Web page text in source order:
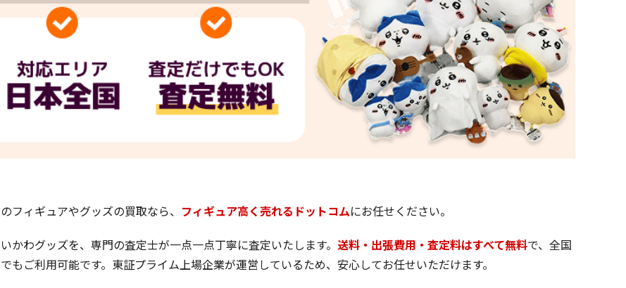
フィギュアやグッズの買取なら、 フィギュア高く売れるドットコムにお任せください。
かわグッズを、専門の査定士が一点一点丁寧に査定いたします。 送料・出張費用・査定料はすべて無料で、全国
もご利用可能です。東証プライム上場企業が運営しているため、安心してお任せいただけます。